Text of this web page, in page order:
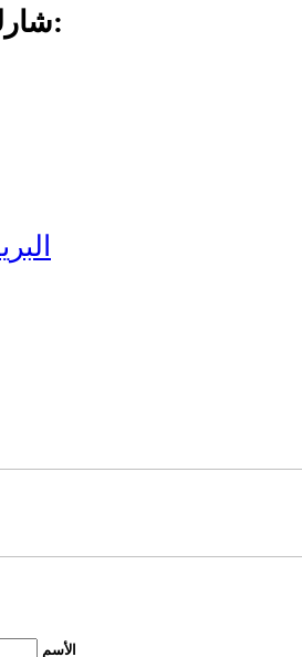
شارك هذا الموضوع:
الأسم